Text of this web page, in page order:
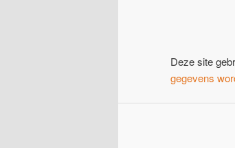
Deze site
gegevens